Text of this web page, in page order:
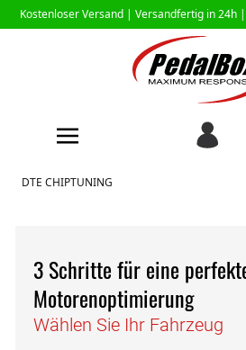
Kostenloser Versand | Versandfertig in 24h
Zum Inhalt springen
DTE CHIPTUNING
3 Schritte für eine
Motorenoptimierung
Wählen Sie Ihr Fahrzeug